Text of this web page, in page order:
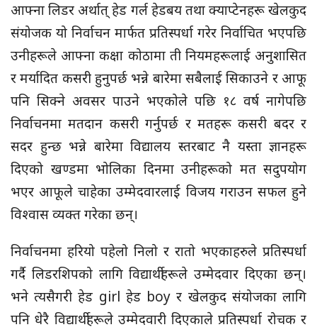
आफ्ना लिडर अर्थात् हेड गर्ल हेडबय तथा क्याप्टेनहरू खेलकुद
संयोजक यो निर्वाचन मार्फत प्रतिस्पर्धा गरेर निर्वाचित भएपछि
उनीहरूले आफ्ना कक्षा कोठामा ती नियमहरूलाई अनुशासित
र मर्यादित कसरी हुनुपर्छ भन्ने बारेमा सबैलाई सिकाउने र आफू
पनि सिक्ने अवसर पाउने भएकोले पछि १८ वर्ष नागेपछि
निर्वाचनमा मतदान कसरी गर्नुपर्छ र मतहरू कसरी बदर र
सदर हुन्छ भन्ने बारेमा विद्यालय स्तरबाट नै यस्ता ज्ञानहरू
दिएको खण्डमा भोलिका दिनमा उनीहरूको मत सदुपयोग
भएर आफूले चाहेका उम्मेदवारलाई विजय गराउन सफल हुने
विश्वास व्यक्त गरेका छन्।
निर्वाचनमा हरियो पहेलो निलो र रातो भएकाहरुले प्रतिस्पर्धा
गर्दै लिडरशिपको लागि विद्यार्थीहरूले उम्मेदवार दिएका छन्।
भने त्यसैगरी हेड girl हेड boy र खेलकुद संयोजका लागि
पनि धेरै विद्यार्थीहरूले उम्मेदवारी दिएकाले प्रतिस्पर्धा रोचक र